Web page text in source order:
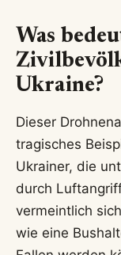
Was
Ukraine?
Dieser
tragisches
Ukrainer, die
durch
vermeintlich
wie eine